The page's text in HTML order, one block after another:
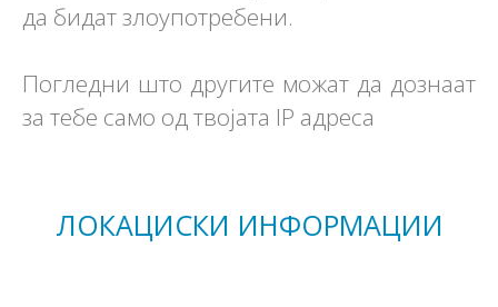
да бидат злоупотребени.
Погледни што другите можат да дознаат
за тебе само од твојата IP адреса
ЛОКАЦИСКИ ИНФОРМАЦИИ